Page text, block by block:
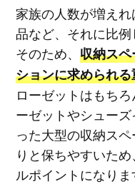
家族の人数が増え
品など、それに比例
そのため、 収納ス
ションに求められ
ローゼットはもち
ーゼットやシュー
った大型の収納ス
りと保ちやすいた
ルポイントになりま